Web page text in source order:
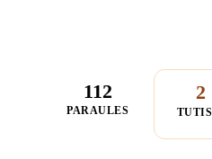
112
PARAULES
2